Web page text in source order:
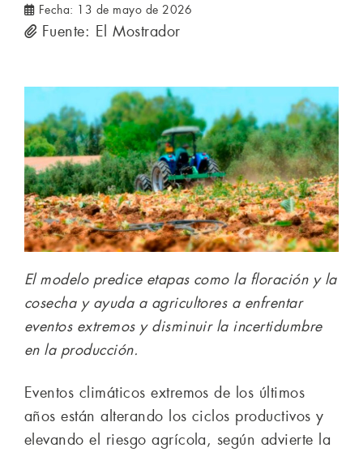
Fecha: 13 de mayo de 2026
Fuente: El Mostrador
El modelo predice etapas como la floración y la
cosecha y ayuda a agricultores a enfrentar
eventos extremos y disminuir la incertidumbre
en la producción.
Eventos climáticos extremos de los últimos
años están alterando los ciclos productivos y
elevando el riesgo agrícola, según advierte la